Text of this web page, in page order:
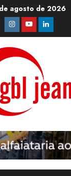
agosto de 2026
Instagram
YoutubeLinkedin